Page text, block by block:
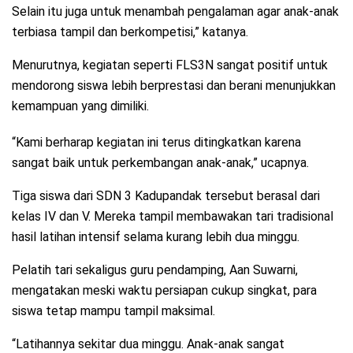
Selain itu juga untuk menambah pengalaman agar anak-anak
terbiasa tampil dan berkompetisi,” katanya.
Menurutnya, kegiatan seperti FLS3N sangat positif untuk
mendorong siswa lebih berprestasi dan berani menunjukkan
kemampuan yang dimiliki.
“Kami berharap kegiatan ini terus ditingkatkan karena
sangat baik untuk perkembangan anak-anak,” ucapnya.
Tiga siswa dari SDN 3 Kadupandak tersebut berasal dari
kelas IV dan V. Mereka tampil membawakan tari tradisional
hasil latihan intensif selama kurang lebih dua minggu.
Pelatih tari sekaligus guru pendamping, Aan Suwarni,
mengatakan meski waktu persiapan cukup singkat, para
siswa tetap mampu tampil maksimal.
“Latihannya sekitar dua minggu. Anak-anak sangat